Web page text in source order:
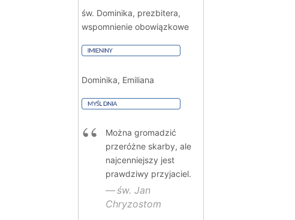
św. Dominika, prezbitera,
wspomnienie obowiązkowe
Dominika, Emiliana
Można gromadzić
przeróżne skarby, ale
najcenniejszy jest
prawdziwy przyjaciel.
św. Jan
Chryzostom